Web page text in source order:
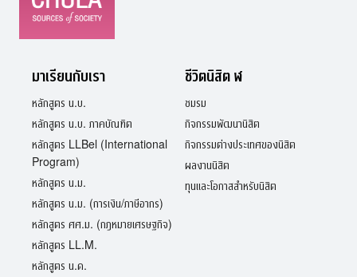
มาเรียนกับเรา
หลักสูตร น.บ.
หลักสูตร น.บ. ภาคบัณฑิต
หลักสูตร LLBel (International
Program)
หลักสูตร น.ม.
หลักสูตร น.ม. (การเงิน/ภาษีอากร)
หลักสูตร ศศ.ม. (กฎหมายเศรษฐกิจ)
หลักสูตร LL.M.
หลักสูตร น.ด.
ชีวิตนิสิต ฬ
ชมรม
กิจกรรมพัฒนานิสิต
กิจกรรมต่างประเทศของนิสิต
ผลงานนิสิต
ทุนและโอกาสสำหรับนิสิต